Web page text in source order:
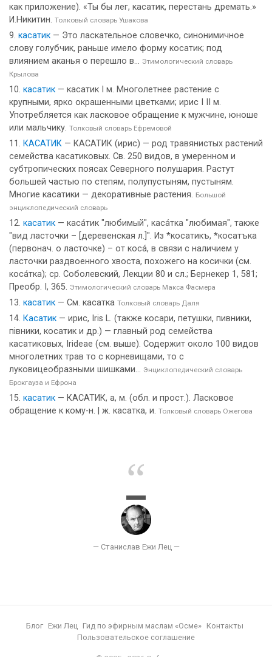
как приложение). «Ты бы лег, касатик, перестань дремать.»
И.Никитин. Толковый словарь Ушакова
касатик — Это ласкательное словечко, синонимичное
слову голубчик, раньше имело форму косатик; под
влиянием аканья о перешло в... Этимологический словарь
Крылова
касатик — касатик I м. Многолетнее растение с
крупными, ярко окрашенными цветками; ирис I II м.
Употребляется как ласковое обращение к мужчине, юноше
или мальчику. Толковый словарь Ефремовой
КАСАТИК — КАСАТИК (ирис) — род травянистых растений
семейства касатиковых. Св. 250 видов, в умеренном и
субтропических поясах Северного полушария. Растут
большей частью по степям, полупустыням, пустыням.
Многие касатики — декоративные растения. Большой
энциклопедический словарь
касатик — каса́тик "любимый", каса́тка "любимая", также
"вид ласточки – [деревенская л.]". Из *косатикъ, *косатъка
(первонач. о ласточке) – от коса́, в связи с наличием у
ласточки раздвоенного хвоста, похожего на косички (см.
коса́тка); ср. Соболевский, Лекции 80 и сл.; Бернекер 1, 581;
Преобр. I, 365. Этимологический словарь Макса Фасмера
касатик — См. касатка Толковый словарь Даля
Касатик — ирис, Iris L. (также косари, петушки, пивники,
пiвники, косатик и др.) — главный род семейства
касатиковых, Irideae (см. выше). Содержит около 100 видов
многолетних трав то с корневищами, то с
луковицеобразными шишками... Энциклопедический словарь
Брокгауза и Ефрона
касатик — КАСАТИК, а, м. (обл. и прост.). Ласковое
обращение к кому-н. | ж. касатка, и. Толковый словарь Ожегова
Блог Ежи Лец Гид по эфирным маслам «Осме»
Контакты
Пользовательское соглашение